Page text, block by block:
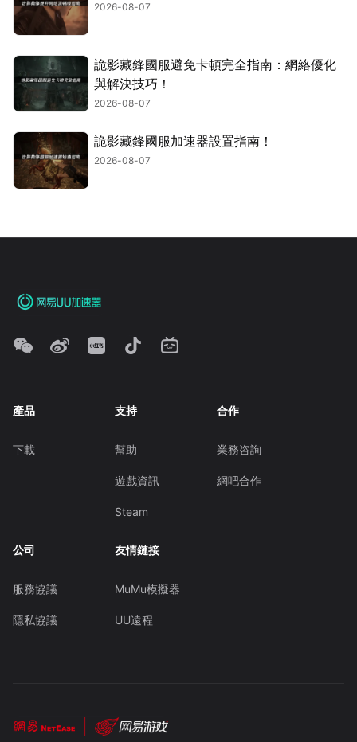
2026-08-07
詭影藏鋒國服避免卡頓完全指南：網絡優化
與解決技巧！
2026-08-07
詭影藏鋒國服加速器設置指南！
2026-08-07
產品
下載
支持
幫助
遊戲資訊
Steam
合作
業務咨詢
網吧合作
公司
服務協議
隱私協議
友情鏈接
MuMu模擬器
UU遠程